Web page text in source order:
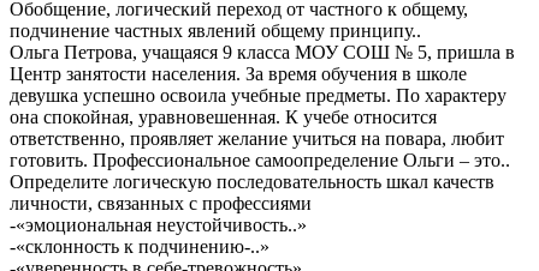
Обобщение, логический переход от частного к общему,
подчинение частных явлений общему принципу..
Ольга Петрова, учащаяся 9 класса МОУ СОШ № 5, пришла в
Центр занятости населения. За время обучения в школе
девушка успешно освоила учебные предметы. По характеру
она спокойная, уравновешенная. К учебе относится
ответственно, проявляет желание учиться на повара, любит
готовить. Профессиональное самоопределение Ольги – это..
Определите логическую последовательность шкал качеств
личности, связанных с профессиями
-«эмоциональная неустойчивость..»
-«склонность к подчинению-..»